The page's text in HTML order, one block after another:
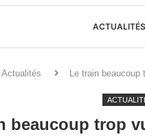
ACTUALITÉS
Actualités Le train beaucoup
beaucoup trop